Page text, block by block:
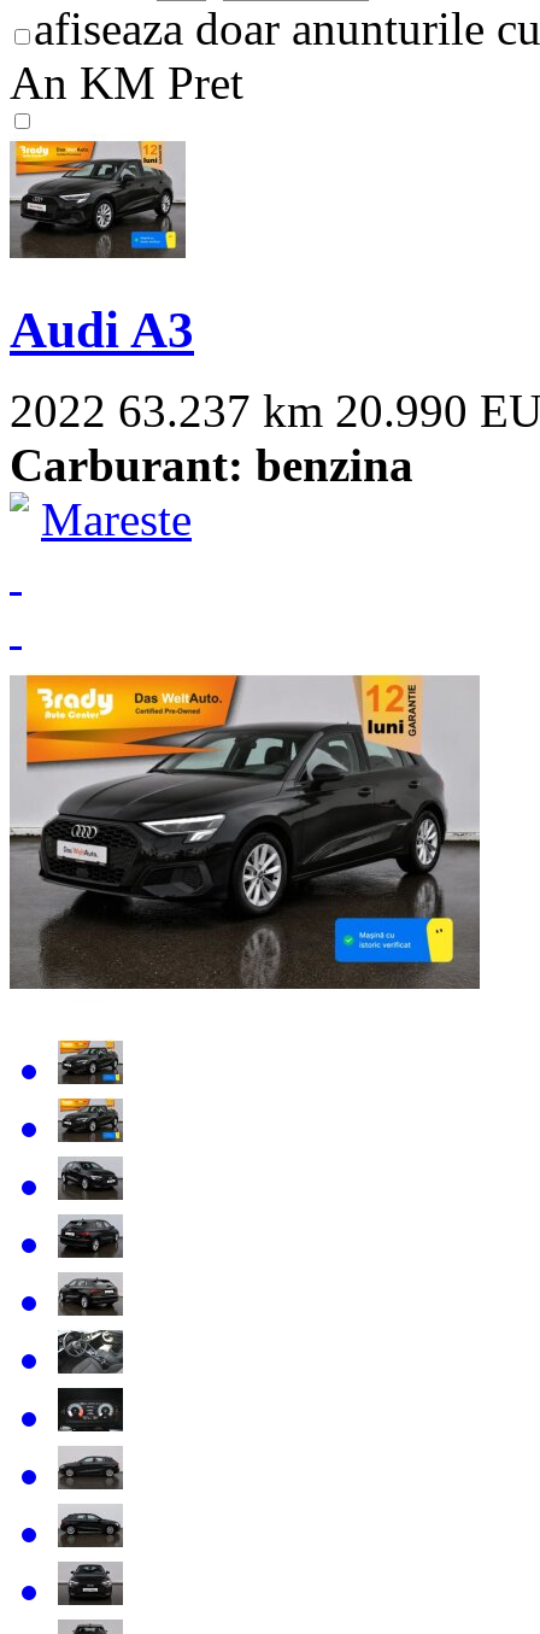
afiseaza doar anunturile
An KM Pret
Audi A3
2022 63.237 km 20.990
Carburant: benzina
Mareste